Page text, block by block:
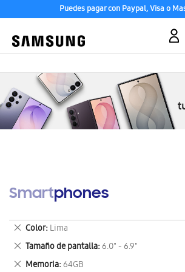
Puedes pagar con Paypal, Visa o
Smartphones
Color Lima
Eliminar
este
artículo
Tamaño de pantalla 6.0" - 6.9"
Eliminar
este
Memoria 64GB
Eliminar